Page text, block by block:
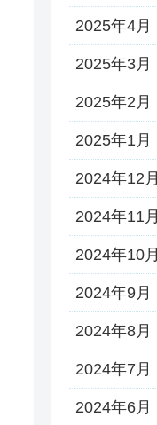
2025年4月
2025年3月
2025年2月
2025年1月
2024年12月
2024年11月
2024年10月
2024年9月
2024年8月
2024年7月
2024年6月